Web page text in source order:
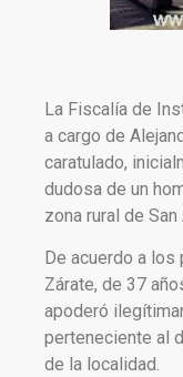
La Fiscalía de
a cargo de
caratulado,
dudosa de un
zona rural de San
De acuerdo a
Zárate, de 37
apoderó
perteneciente al
de la localidad.